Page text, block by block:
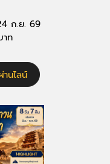
ก.ย. 69
ท
นไลน์